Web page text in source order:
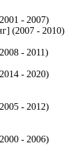
- 2007)
(2007 - 2010)
- 2011)
- 2020)
- 2012)
- 2006)